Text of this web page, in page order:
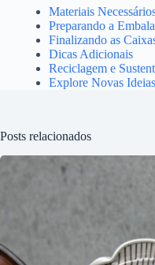
Materiais
Preparando a
Finalizando as
Dicas Adicionais
Reciclagem e
Explore Novas Ideias
Posts relacionados